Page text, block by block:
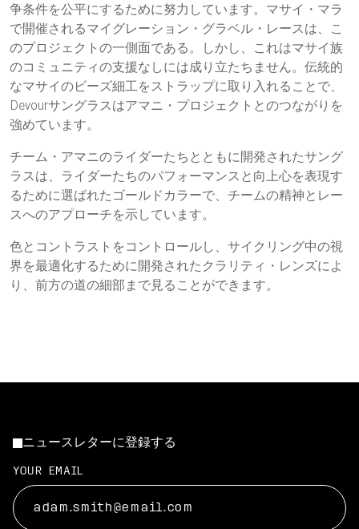
争条件を公平にするために努力しています。マサイ・マラ
で開催されるマイグレーション・グラベル・レースは、こ
のプロジェクトの一側面である。しかし、これはマサイ族
のコミュニティの支援なしには成り立たちません。伝統的
なマサイのビーズ細工をストラップに取り入れることで、
Devourサングラスはアマニ・プロジェクトとのつながりを
強めています。
チーム・アマニのライダーたちとともに開発されたサング
ラスは、ライダーたちのパフォーマンスと向上心を表現す
るために選ばれたゴールドカラーで、チームの精神とレー
スへのアプローチを示しています。
色とコントラストをコントロールし、サイクリング中の視
界を最適化するために開発されたクラリティ・レンズによ
り、前方の道の細部まで見ることができます。
ニュースレターに登録する
YOUR EMAIL